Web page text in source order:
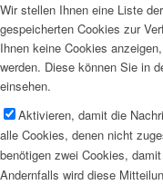
Wir stellen Ihnen eine Liste
gespeicherten Cookies zur
Ihnen keine Cookies
werden. Diese können Sie in
einsehen.
Aktivieren, damit die
alle Cookies, denen nicht
benötigen zwei Cookies,
Andernfalls wird diese